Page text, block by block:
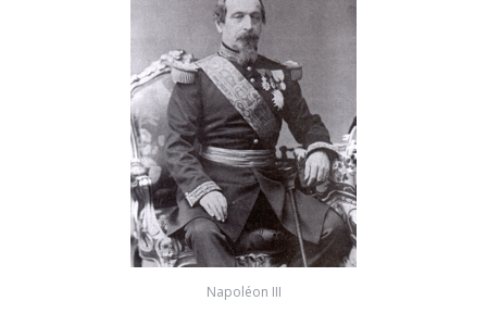
Napoléon III